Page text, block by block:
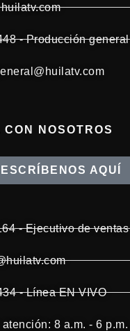
- Producción general
CON NOSOTROS
ESCRÍBENOS AQUÍ
- Ejecutivo de ventas
- Línea EN VIVO
8 a.m. - 6 p.m.